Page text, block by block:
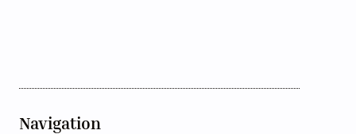
Navigation